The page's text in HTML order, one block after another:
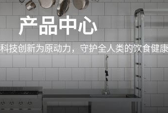
产品中心
技创新为原动力，守护全人类的饮食健